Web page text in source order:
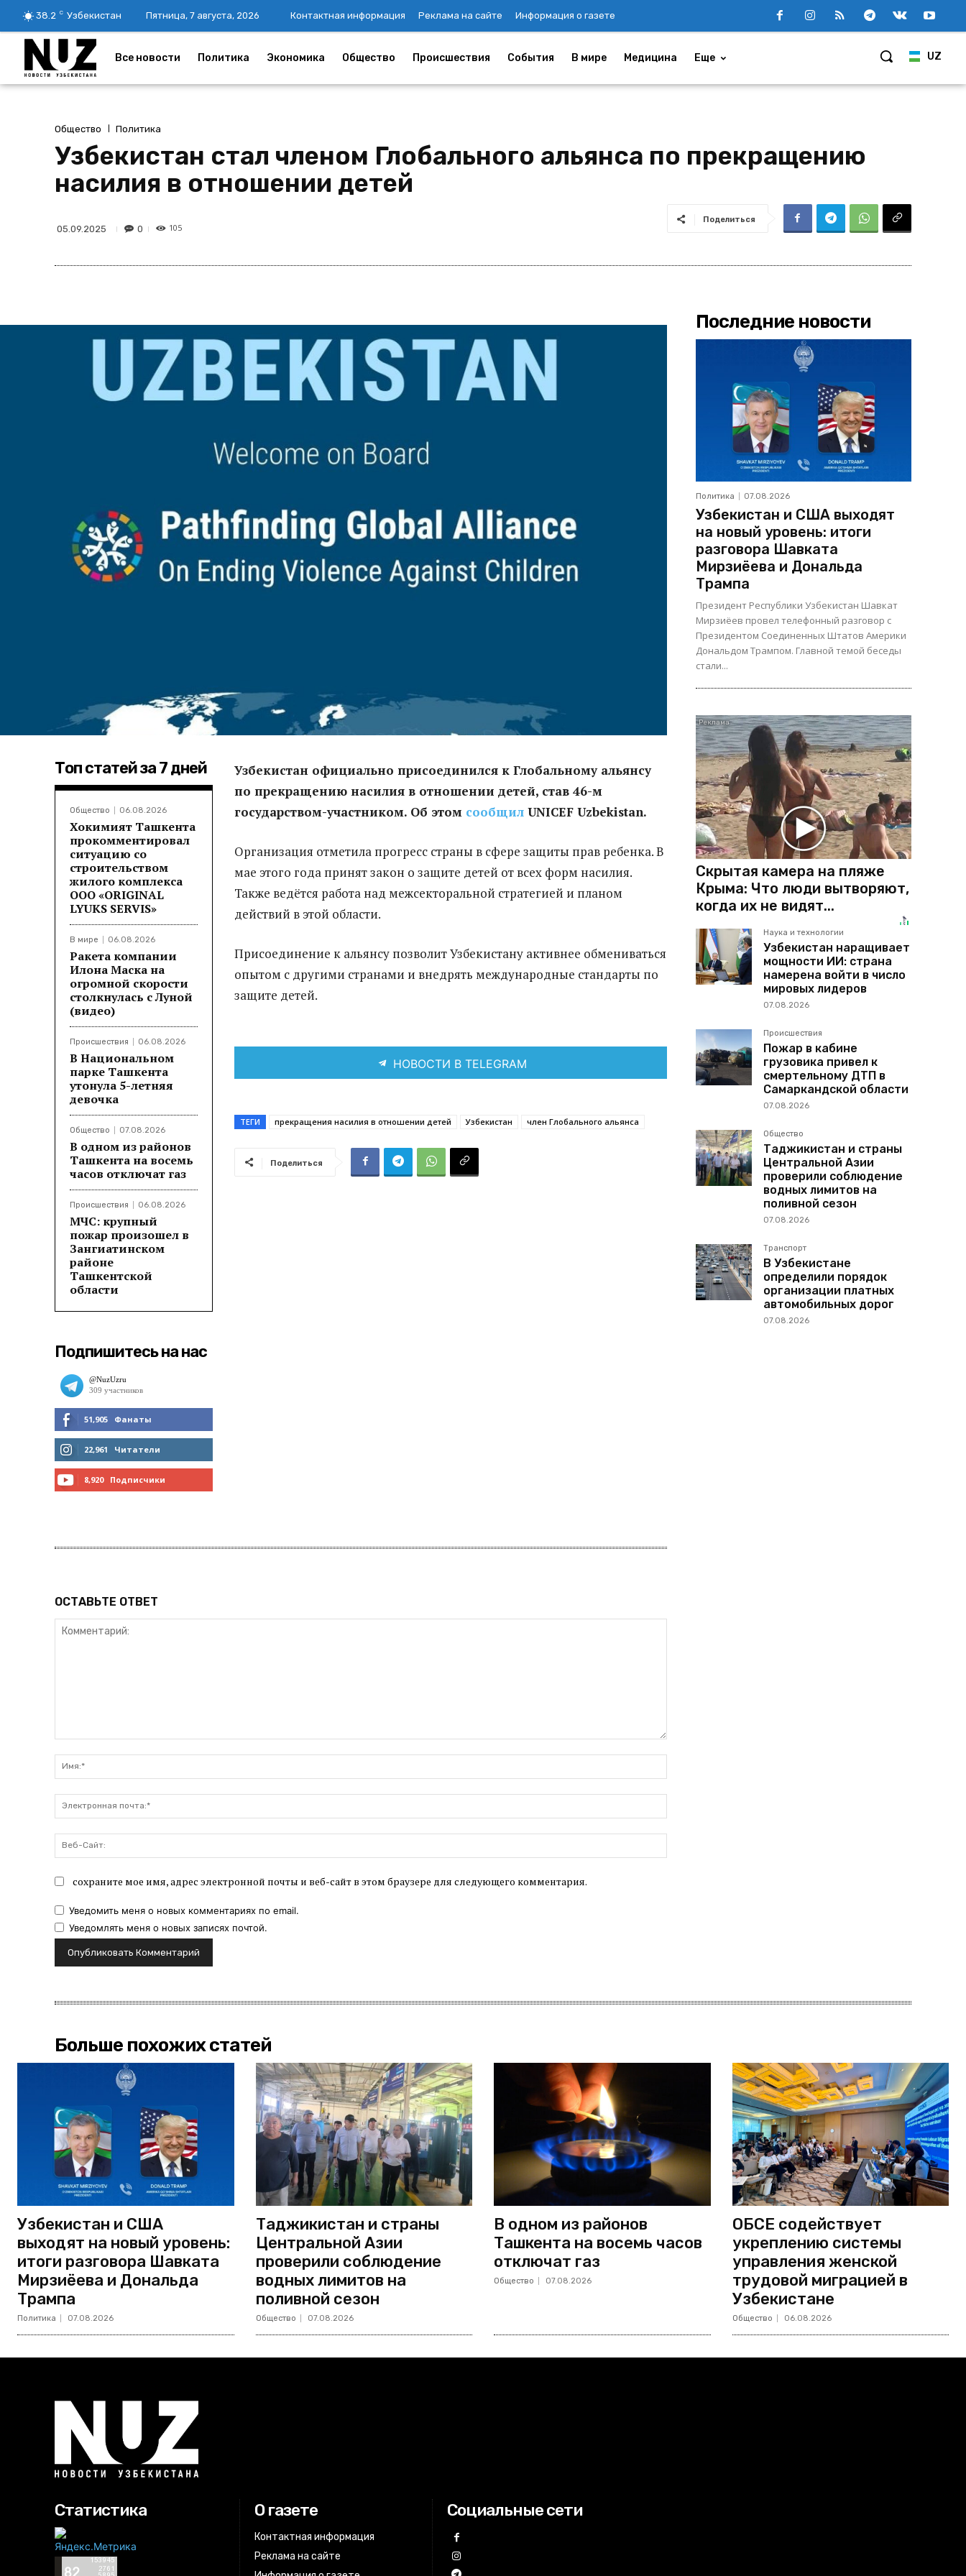
38.2 C Узбекистан Пятница, 7 августа, 2026 Контактная информация Реклама на сайте Информация о газете
UZ
Все новости Политика Экономика Общество Происшествия События В мире Медицина Еще
Общество Политика
Узбекистан стал членом Глобального альянса по прекращению
насилия в отношении детей
05.09.2025 0 105
Поделиться
Топ статей за 7 дней
Общество 06.08.2026
Хокимият Ташкента
прокомментировал
ситуацию со
строительством
жилого комплекса
ООО «ORIGINAL
LYUKS SERVIS»
В мире 06.08.2026
Ракета компании
Илона Маска на
огромной скорости
столкнулась с Луной
(видео)
Происшествия 06.08.2026
В Национальном
парке Ташкента
утонула 5-летняя
девочка
Общество 07.08.2026
В одном из районов
Ташкента на восемь
часов отключат газ
Происшествия 06.08.2026
МЧС: крупный
пожар произошел в
Зангиатинском
районе
Ташкентской
области
Подпишитесь на нас
51,905 Фанаты
МНЕ НРАВИТСЯ
22,961 Читатели
8,920 Подписчики
Узбекистан официально присоединился к Глобальному альянсу
по прекращению насилия в отношении детей, став 46-м
государством-участником. Об этом сообщил UNICEF Uzbekistan.
Организация отметила прогресс страны в сфере защиты прав ребенка. В
мае этого года принят закон о защите детей от всех форм насилия.
Также ведётся работа над межсекторальной стратегией и планом
действий в этой области.
Присоединение к альянсу позволит Узбекистану активнее обмениваться
опытом с другими странами и внедрять международные стандарты по
защите детей.
НОВОСТИ В TELEGRAM
ТЕГИ прекращения насилия в отношении детей Узбекистан член Глобального альянса
Поделиться
ОСТАВЬТЕ ОТВЕТ
почта:*
Сайт:
сохраните мое имя, адрес электронной почты и веб-сайт в этом браузере для следующего комментария.
Уведомить меня о новых комментариях по email.
Уведомлять меня о новых записях почтой.
Последние новости
Политика 07.08.2026
Узбекистан и США выходят
на новый уровень: итоги
разговора Шавката
Мирзиёева и Дональда
Трампа
Президент Республики Узбекистан Шавкат
Мирзиёев провел телефонный разговор с
Президентом Соединенных Штатов Америки
Дональдом Трампом. Главной темой беседы
стали...
Скрытая камера на пляже
Крыма: Что люди вытворяют,
когда их не видят...
Наука и технологии
Узбекистан наращивает
мощности ИИ: страна
намерена войти в число
мировых лидеров
07.08.2026
Происшествия
Пожар в кабине
грузовика привел к
смертельному ДТП в
Самаркандской области
07.08.2026
Общество
Таджикистан и страны
Центральной Азии
проверили соблюдение
водных лимитов на
поливной сезон
07.08.2026
Транспорт
В Узбекистане
определили порядок
организации платных
автомобильных дорог
07.08.2026
Больше похожих статей
Узбекистан и США
выходят на новый уровень:
итоги разговора Шавката
Мирзиёева и Дональда
Трампа
Политика 07.08.2026
Таджикистан и страны
Центральной Азии
проверили соблюдение
водных лимитов на
поливной сезон
Общество 07.08.2026
В одном из районов
Ташкента на восемь часов
отключат газ
Общество 07.08.2026
ОБСЕ содействует
укреплению системы
управления женской
трудовой миграцией в
Узбекистане
Общество 06.08.2026
Статистика О газете
Контактная информация
Реклама на сайте
Социальные сети